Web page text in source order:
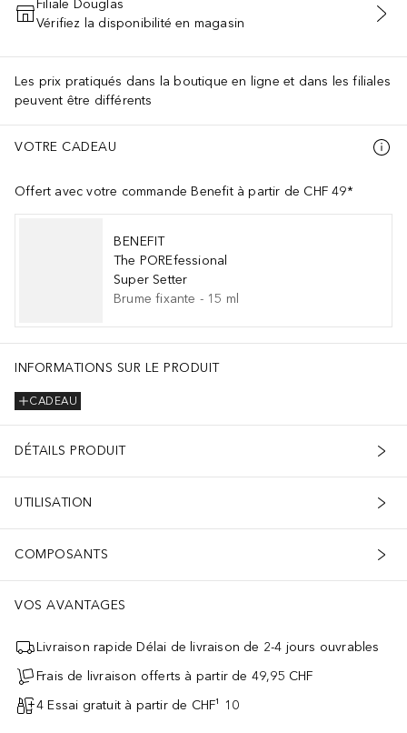
AJOUTER AU PANIER
Filiale Douglas
Vérifiez la disponibilité en magasin
Les prix pratiqués dans la boutique en ligne et dans les filiales
peuvent être différents
VOTRE CADEAU
Offert avec votre commande Benefit à partir de CHF 49*
BENEFIT
The POREfessional
Super Setter
Brume fixante - 15 ml
INFORMATIONS SUR LE PRODUIT
CADEAU
DÉTAILS PRODUIT
UTILISATION
COMPOSANTS
VOS AVANTAGES
Livraison rapide Délai de livraison de 2-4 jours ouvrables
Frais de livraison offerts à partir de 49,95 CHF
4 Essai gratuit à partir de CHF¹ 10